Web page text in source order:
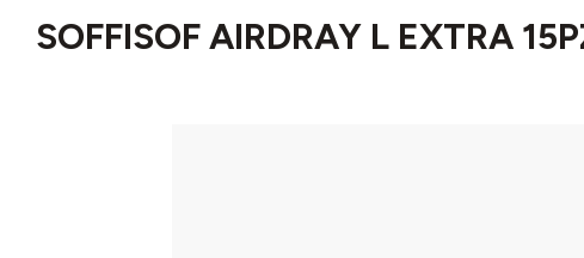
SOFFISOF AIRDRAY L EXTRA